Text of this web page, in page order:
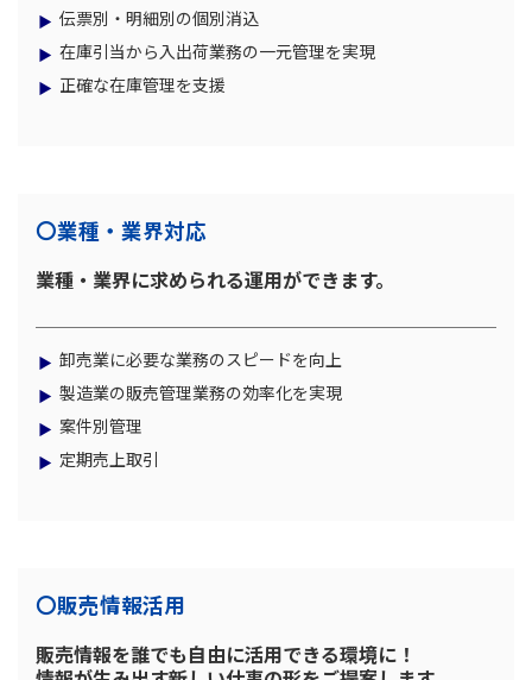
伝票別・明細別の個別消込
在庫引当から入出荷業務の一元管理を実現
正確な在庫管理を支援
〇業種・業界対応
業種・業界に求められる運用ができます。
卸売業に必要な業務のスピードを向上
製造業の販売管理業務の効率化を実現
案件別管理
定期売上取引
〇販売情報活用
販売情報を誰でも自由に活用できる環境に！